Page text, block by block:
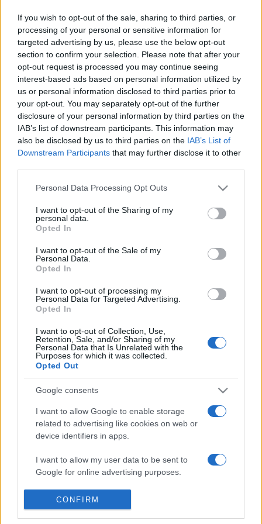
If you wish to opt-out of the sale, sharing to third parties, or
processing of your personal or sensitive information for
targeted advertising by us, please use the below opt-out
section to confirm your selection. Please note that after your
opt-out request is processed you may continue seeing
interest-based ads based on personal information utilized by
us or personal information disclosed to third parties prior to
your opt-out. You may separately opt-out of the further
disclosure of your personal information by third parties on the
IAB’s list of downstream participants. This information may
also be disclosed by us to third parties on the IAB’s List of
Downstream Participants that may further disclose it to other
Please note that this website/app uses one or more Google
not limited to your visit or usage behaviour. You may click to
grant or deny consent to Google and its third-party tags to
use your data for below specified purposes in below Google
consent section.
Personal Data Processing Opt Outs
I want to opt-out of the Sharing of my
personal data.
Opted In
I want to opt-out of the Sale of my
Personal Data.
Opted In
I want to opt-out of processing my
Personal Data for Targeted Advertising.
Opted In
I want to opt-out of Collection, Use,
Retention, Sale, and/or Sharing of my
Personal Data that Is Unrelated with the
Purposes for which it was collected.
Opted Out
Google consents
I want to allow Google to enable storage
related to advertising like cookies on web or
device identifiers in apps.
I want to allow my user data to be sent to
Google for online advertising purposes.
I want to allow Google to send me
personalized advertising.
CONFIRM
"Magunk között térképre felhelyező fesztiválnak hívjuk
Tündérvölgyet, mert hiába fekszik a község 35 kilométerre
a fővárostól, senki sem tud róla. Nem titkolt célja a
szervezést magára vállaló Csabdi-Vasztély Jövőjéért
Egyesületnek, hogy megismertessük az emberekkel az
itteni csodálatos környezetet, amely turisztikailag teljesen
kihasználatlan. Szeretnénk Csabdit a kedvelt turisztikai
célpontok közé emelni" - hangsúlyozta.
között a Kaláka együttes,Gryllus Vilmos, Hajós András
Besh o droM, a CimbaliBand, a kárpátaljai Técsői Banda,
László
Esterházy Péter, az Etnofoun, a Mesetandem,
Hajdu Klára, valamint
A családi biciklitúrákat 11, 22 és 55 kilométeres távokon
rendezik meg szombaton és vasárnap, a három kilométeres
falubemutató gyalogtúra mellett egy 15 kilométerest is
indítanak. A helyben maradókat ügyességi, mese- és
táncudvar várja.